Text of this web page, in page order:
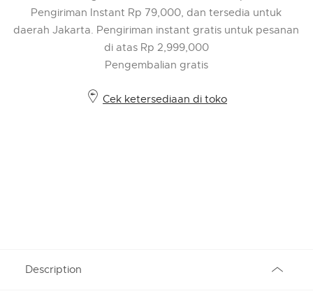
Pengiriman Instant Rp 79,000, dan tersedia untuk
daerah Jakarta. Pengiriman instant gratis untuk pesanan
di atas Rp 2,999,000
Pengembalian gratis
Cek ketersediaan di toko
Description